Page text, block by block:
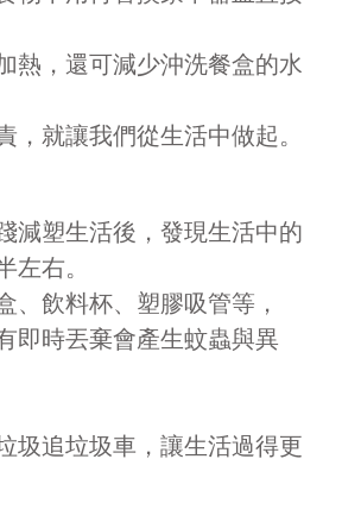
熱，還可減少沖洗餐盒的水
，就讓我們從生活中做起。
減塑生活後，發現生活中的
右。
、飲料杯、塑膠吸管等，
即時丟棄會產生蚊蟲與異
圾追垃圾車，讓生活過得更